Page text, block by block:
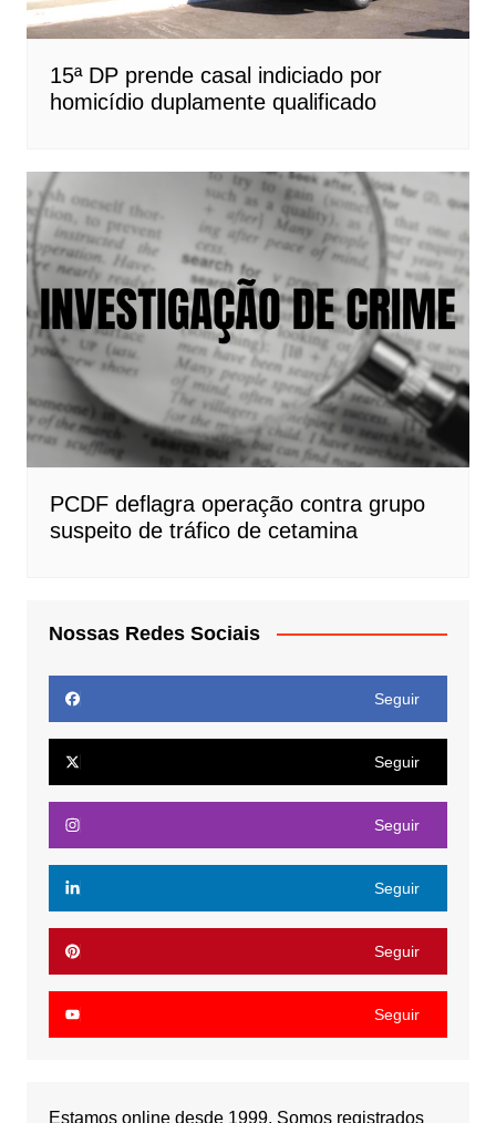
15ª DP prende casal indiciado por
homicídio duplamente qualificado
PCDF deflagra operação contra grupo
suspeito de tráfico de cetamina
Nossas Redes Sociais
Seguir
Seguir
Seguir
Seguir
Seguir
Seguir
Estamos online desde 1999. Somos registrados